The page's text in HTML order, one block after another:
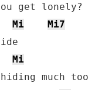
Mi
Mi7
Mi